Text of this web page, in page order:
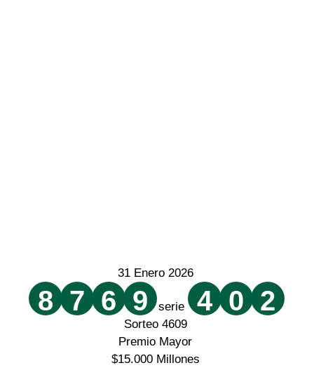
31 Enero 2026
8 7 6 9 serie 4 0 2
Sorteo 4609
Premio Mayor
$15.000 Millones